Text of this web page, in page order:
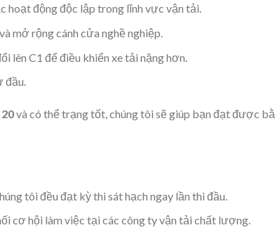
hoạt động độc lập trong lĩnh vực vận tải.
mở rộng cánh cửa nghề nghiệp.
lên C1 để điều khiển xe tải nặng hơn.
đầu.
và có thể trạng tốt, chúng tôi sẽ giúp bạn đạt được
tôi đều đạt kỳ thi sát hạch ngay lần thi đầu.
cơ hội làm việc tại các công ty vận tải chất lượng.